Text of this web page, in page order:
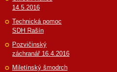
14.5.2016
Technická pomoc
SDH Rašín
Pozvičinský
záchranář 16.4.2016
Miletínský šmodrch